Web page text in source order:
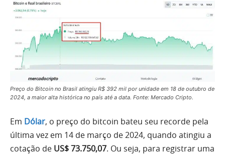
Preço do Bitcoin no Brasil atingiu R$ 392 mil por unidade em 18 de outubro de
2024, a maior alta histórica no país até a data. Fonte: Mercado Cripto.
Em Dólar, o preço do bitcoin bateu seu recorde pela
última vez em 14 de março de 2024, quando atingiu a
cotação de US$ 73.750,07. Ou seja, para registrar uma